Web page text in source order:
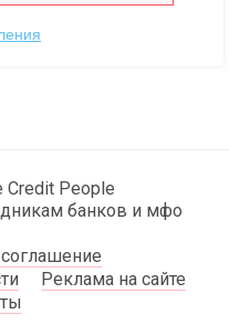
People
банков и мфо
Реклама на сайте